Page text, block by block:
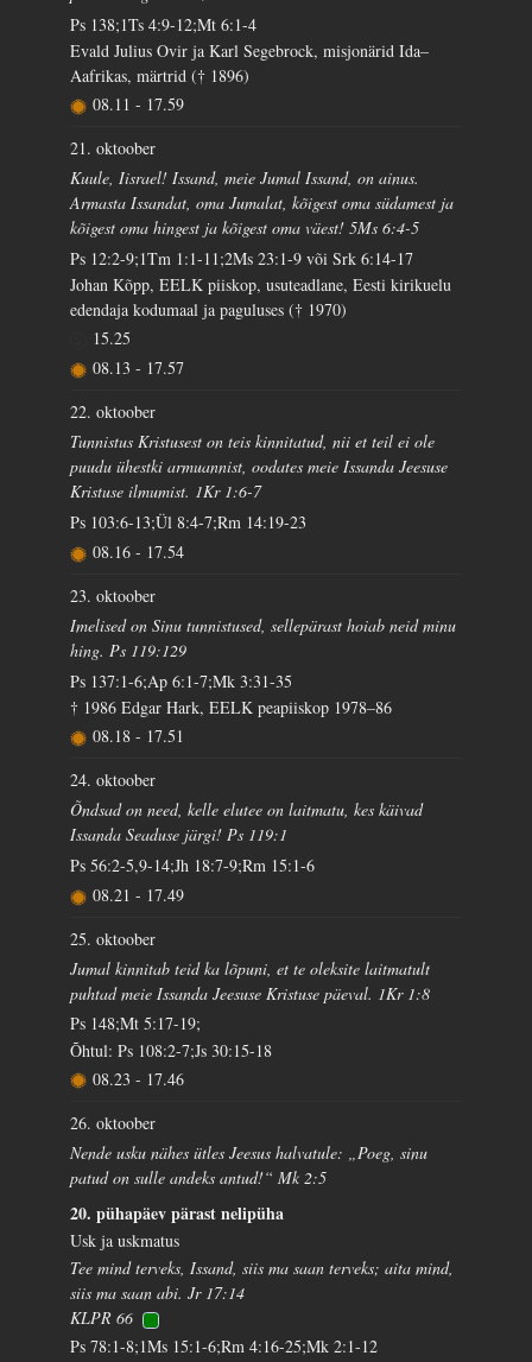
Ps 138;1Ts 4:9-12;Mt 6:1-4
Evald Julius Ovir ja Karl Segebrock, misjonärid Ida–
Aafrikas, märtrid († 1896)
08.11 - 17.59
21. oktoober
Kuule, Iisrael! Issand, meie Jumal Issand, on ainus.
Armasta Issandat, oma Jumalat, kõigest oma südamest ja
kõigest oma hingest ja kõigest oma väest! 5Ms 6:4-5
Ps 12:2-9;1Tm 1:1-11;2Ms 23:1-9 või Srk 6:14-17
Johan Kõpp, EELK piiskop, usuteadlane, Eesti kirikuelu
edendaja kodumaal ja paguluses († 1970)
15.25
08.13 - 17.57
22. oktoober
Tunnistus Kristusest on teis kinnitatud, nii et teil ei ole
puudu ühestki armuannist, oodates meie Issanda Jeesuse
Kristuse ilmumist. 1Kr 1:6-7
Ps 103:6-13;Ül 8:4-7;Rm 14:19-23
08.16 - 17.54
23. oktoober
Imelised on Sinu tunnistused, sellepärast hoiab neid minu
hing. Ps 119:129
Ps 137:1-6;Ap 6:1-7;Mk 3:31-35
† 1986 Edgar Hark, EELK peapiiskop 1978–86
08.18 - 17.51
24. oktoober
Õndsad on need, kelle elutee on laitmatu, kes käivad
Issanda Seaduse järgi! Ps 119:1
Ps 56:2-5,9-14;Jh 18:7-9;Rm 15:1-6
08.21 - 17.49
25. oktoober
Jumal kinnitab teid ka lõpuni, et te oleksite laitmatult
puhtad meie Issanda Jeesuse Kristuse päeval. 1Kr 1:8
Ps 148;Mt 5:17-19;
Õhtul: Ps 108:2-7;Js 30:15-18
08.23 - 17.46
26. oktoober
Nende usku nähes ütles Jeesus halvatule: „Poeg, sinu
patud on sulle andeks antud!“ Mk 2:5
20. pühapäev pärast nelipüha
Usk ja uskmatus
Tee mind terveks, Issand, siis ma saan terveks; aita mind,
siis ma saan abi. Jr 17:14
KLPR 66
Ps 78:1-8;1Ms 15:1-6;Rm 4:16-25;Mk 2:1-12